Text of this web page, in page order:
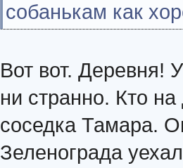
собанькам как
Вот вот. Деревня!
ни странно. Кто
соседка Тамара.
Зеленограда